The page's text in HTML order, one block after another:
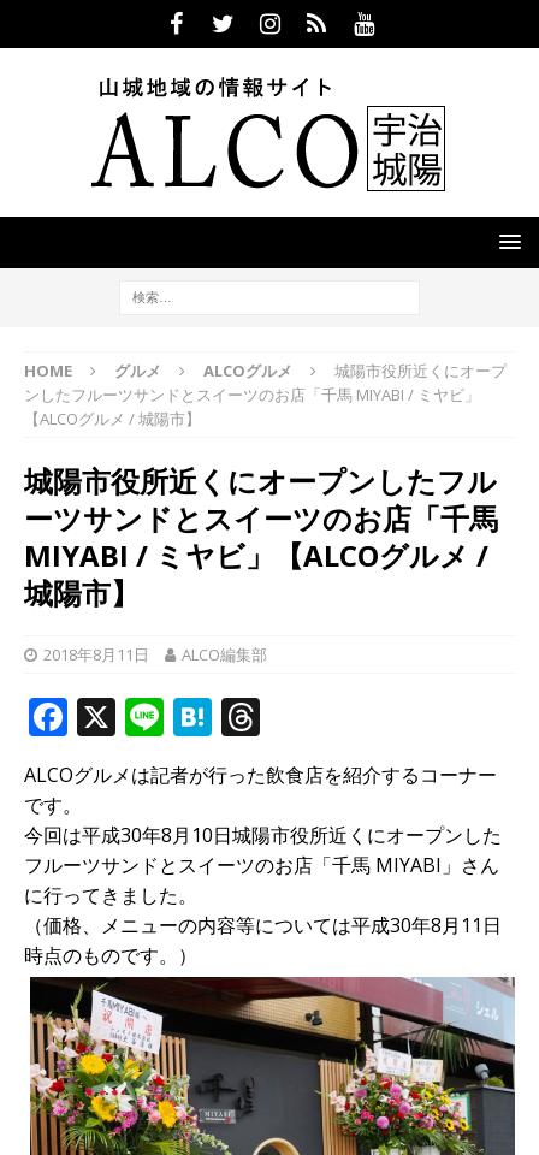
HOME グルメ ALCOグルメ
城陽市役所近くにオープ
ンしたフルーツサンドとスイーツのお店「千馬 MIYABI / ミヤビ」
【ALCOグルメ / 城陽市】
城陽市役所近くにオープンしたフル
ーツサンドとスイーツのお店「千馬
MIYABI / ミヤビ」【ALCOグルメ /
城陽市】
2018年8月11日 ALCO編集部
F
a
c
e
b
o
o
k
X Li
n
e
H
at
e
n
a
h
r
e
a
d
s
ALCOグルメは記者が行った飲食店を紹介するコーナー
です。
今回は平成30年8月10日城陽市役所近くにオープンした
フルーツサンドとスイーツのお店「千馬 MIYABI」さん
に行ってきました。
（価格、メニューの内容等については平成30年8月11日
時点のものです。）